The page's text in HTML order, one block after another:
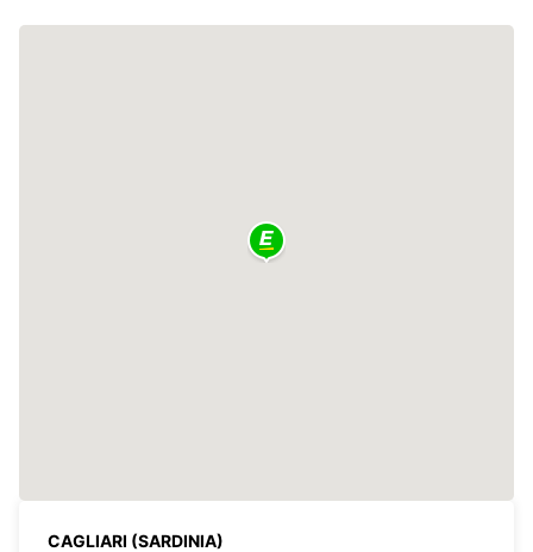
CAGLIARI (SARDINIA)